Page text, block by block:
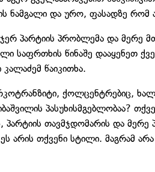
ნამგალი და ურო, ფასადზე
პარტიის პრობლემა და მერე
საფრთხის წინაშე დააყენეთ
კალაძემ წაიკითხა.
ქოლცენტრებიც,
პასუხისმგებლობაა?
პარტიის თავმჯდომარის და მერე
არის თქვენი სტილი. მაგრამ